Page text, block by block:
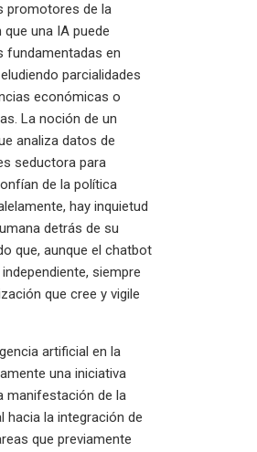
promotores de la
una IA puede
fundamentadas en
parcialidades
económicas o
La noción de un
analiza datos de
seductora para
de la política
hay inquietud
detrás de su
que, aunque el chatbot
siempre
que cree y vigile
artificial en la
una iniciativa
manifestación de la
hacia la integración de
que previamente